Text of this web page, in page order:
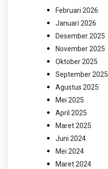
Februari 2026
Januari 2026
Desember 2025
November 2025
Oktober 2025
September 2025
Agustus 2025
Mei 2025
April 2025
Maret 2025
Juni 2024
Mei 2024
Maret 2024